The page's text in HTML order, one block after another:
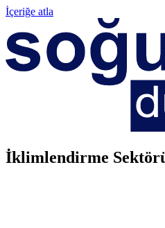
İçeriğe atla
İklimlendirme